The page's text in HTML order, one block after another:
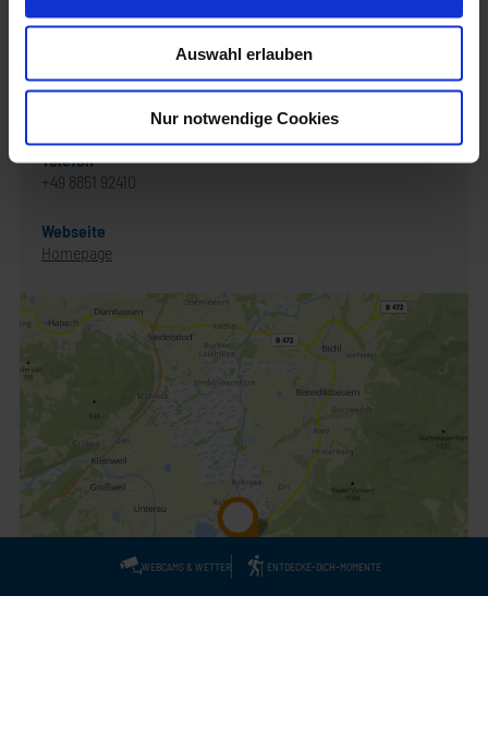
Auswahl erlauben
Nur notwendige Cookies
Gasthof Hotel zur Post
82431 Kochel a. See
Telefon
+49 8851 92410
Webseite
Homepage
WEBCAMS & WETTER ENTDECKE-DICH-MOMENTE